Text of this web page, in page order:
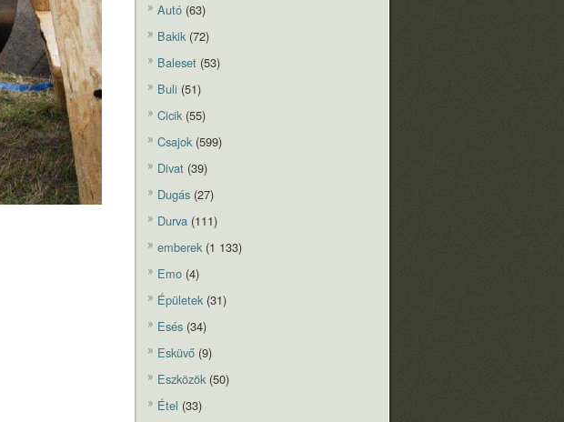
Autó (63)
Bakik(72)
Baleset (53)
Buli (51)
Cicik(55)
Csajok(599)
Divat (39)
Dugás (27)
Durva (111)
emberek(1 133)
Emo (4)
Épületek(31)
Esés (34)
Esküvő (9)
Eszközök(50)
Étel (33)